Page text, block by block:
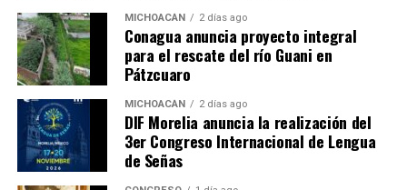
Por eso, el hombre que embalsaman hoy en Venezuela
deja a la izquierda un legado más fácil de digerir que el
de Carlos Marx:
Ya no más que “el ser determina la conciencia social”.
Ahora es: “Te subsidio la vida a cambio del voto y la
mitad de tu libertad”.
MICHOACÁN 2 días ago
Conagua anuncia proyecto integral
para el rescate del río Guani en
Pátzcuaro
MICHOACÁN 2 días ago
DIF Morelia anuncia la realización del
3er Congreso Internacional de Lengua
de Señas